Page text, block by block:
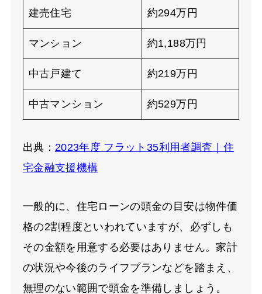
建売住宅 約294万円
マンション 約1,188万円
中古戸建て 約219万円
中古マンション 約529万円
出典： 2023年度 フラット35利用者調査｜住
宅金融支援機構
一般的に、住宅ローンの頭金の目安は物件価
格の2割程度といわれていますが、必ずしも
その金額を用意する必要はありません。家計
の状況や今後のライフプランなどを踏まえ、
無理のない範囲で頭金を準備しましょう。